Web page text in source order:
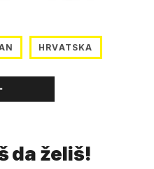
HRVATSKA
da želiš!